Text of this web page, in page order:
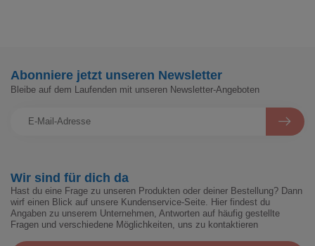
Wir sind für dich da
Hast du eine Frage zu unseren Produkten oder deiner Bestellung? Dann
wirf einen Blick auf unsere Kundenservice-Seite. Hier findest du
Angaben zu unserem Unternehmen, Antworten auf häufig gestellte
Fragen und verschiedene Möglichkeiten, uns zu kontaktieren
Abonniere jetzt unseren Newsletter
Bleibe auf dem Laufenden mit unseren Newsletter-Angeboten